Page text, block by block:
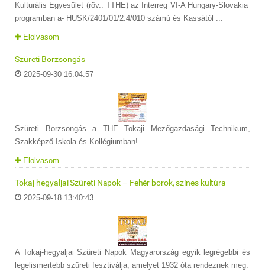
Kulturális Egyesület (röv.: TTHE) az Interreg VI-A Hungary-Slovakia
programban a- HUSK/2401/01/2.4/010 számú és Kassától ...
Elolvasom
Szüreti Borzsongás
2025-09-30 16:04:57
Szüreti Borzsongás a THE Tokaji Mezőgazdasági Technikum,
Szakképző Iskola és Kollégiumban!
Elolvasom
Tokaj-hegyaljai Szüreti Napok – Fehér borok, színes kultúra
2025-09-18 13:40:43
A Tokaj-hegyaljai Szüreti Napok Magyarország egyik legrégebbi és
legelismertebb szüreti fesztiválja, amelyet 1932 óta rendeznek meg.